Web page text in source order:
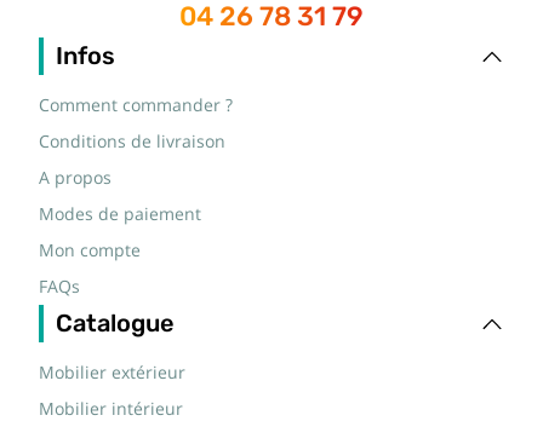
04 26 78 31 79
Infos
Comment commander ?
Conditions de livraison
A propos
Modes de paiement
Mon compte
FAQs
Catalogue
Mobilier extérieur
Mobilier intérieur